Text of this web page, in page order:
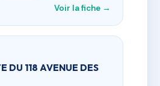
Voir la fiche →
DU 118 AVENUE DES